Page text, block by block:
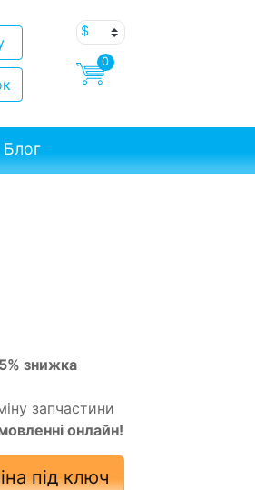
0
Блог
5% знижка
запчастини
онлайн!
під ключ